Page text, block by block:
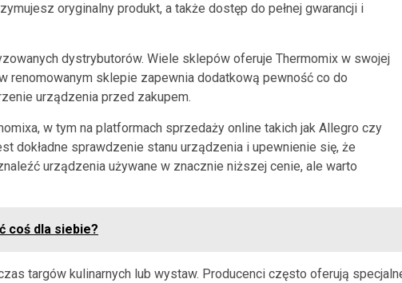
oryginalny produkt, a także dostęp do pełnej gwarancji i
dystrybutorów. Wiele sklepów oferuje Thermomix w swojej
renomowanym sklepie zapewnia dodatkową pewność co do
urządzenia przed zakupem.
w tym na platformach sprzedaży online takich jak Allegro czy
dokładne sprawdzenie stanu urządzenia i upewnienie się, że
urządzenia używane w znacznie niższej cenie, ale warto
coś dla siebie?
targów kulinarnych lub wystaw. Producenci często oferują